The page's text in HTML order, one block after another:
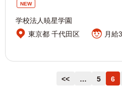
NEW
学校法人暁星学園
東京都 千代田区
月給
<< … 5 6